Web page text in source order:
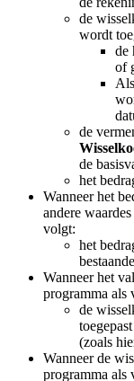
de
wordt
de
of
de
de
het
Wanneer het
andere
volgt:
het
Wanneer het
programma als
de
(zoals
Wanneer de
programma als